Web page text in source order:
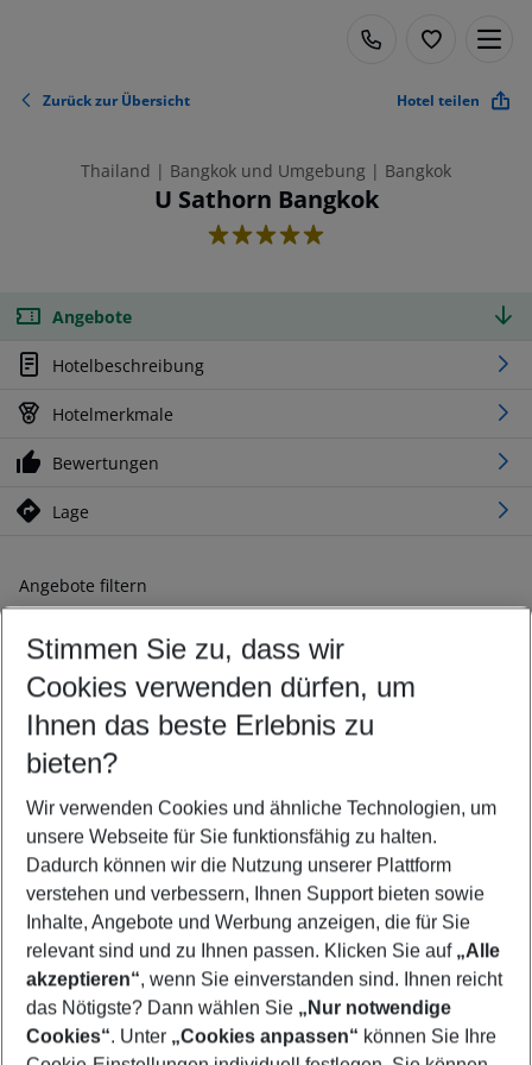
Zurück zur Übersicht Hotel teilen
Thailand | Bangkok und Umgebung | Bangkok
U Sathorn Bangkok
5
Angebote
Hotelbeschreibung
Hotelmerkmale
Bewertungen
Lage
Angebote filtern
Ändern Sie Ihre Kriterien nach Ihren Wünschen
Abflughafen wählen
Beliebiger Abflughafen
Reisezeitraum wählen
09.08.26– 07.08.27 5-8 Nächte
2 Erwachsene Keine Kinder
Mehr Filter anzeigen
Footer
Footer navigation
Stimmen Sie zu, dass wir
Cookies verwenden dürfen, um
Ihnen das beste Erlebnis zu
bieten?
Wir verwenden Cookies und ähnliche Technologien, um
unsere Webseite für Sie funktionsfähig zu halten.
Dadurch können wir die Nutzung unserer Plattform
verstehen und verbessern, Ihnen Support bieten sowie
Inhalte, Angebote und Werbung anzeigen, die für Sie
relevant sind und zu Ihnen passen. Klicken Sie auf „Alle
akzeptieren“, wenn Sie einverstanden sind. Ihnen reicht
das Nötigste? Dann wählen Sie „Nur notwendige
Cookies“. Unter „Cookies anpassen“ können Sie Ihre